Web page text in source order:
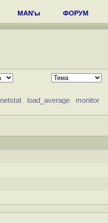
MAN'ы ФОРУМ
netstat load_average
monitor